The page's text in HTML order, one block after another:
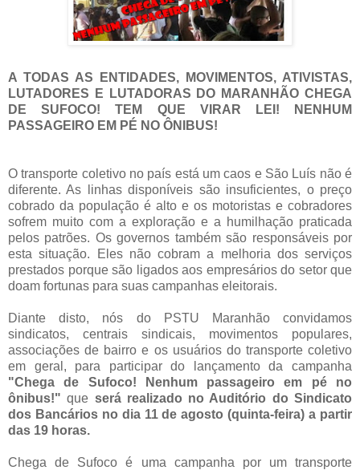
A TODAS AS ENTIDADES, MOVIMENTOS, ATIVISTAS,
LUTADORES E LUTADORAS DO MARANHÃO CHEGA
DE SUFOCO! TEM QUE VIRAR LEI! NENHUM
PASSAGEIRO EM PÉ NO ÔNIBUS!
O transporte coletivo no país está um caos e São Luís não é
diferente. As linhas disponíveis são insuficientes, o preço
cobrado da população é alto e os motoristas e cobradores
sofrem muito com a exploração e a humilhação praticada
pelos patrões. Os governos também são responsáveis por
esta situação. Eles não cobram a melhoria dos serviços
prestados porque são ligados aos empresários do setor que
doam fortunas para suas campanhas eleitorais.
Diante disto, nós do PSTU Maranhão convidamos
sindicatos, centrais sindicais, movimentos populares,
associações de bairro e os usuários do transporte coletivo
em geral, para participar do lançamento da campanha
"Chega de Sufoco! Nenhum passageiro em pé no
ônibus!" que será realizado no Auditório do Sindicato
dos Bancários no dia 11 de agosto (quinta-feira) a partir
das 19 horas.
Chega de Sufoco é uma campanha por um transporte